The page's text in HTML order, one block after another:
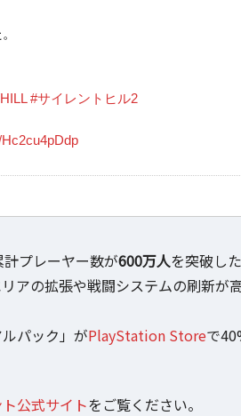
#サイレントヒル2
プレーヤー数が600万人を突破し
アの拡張や戦闘システムの刷新が
パック」がPlayStation Storeで
公式サイトをご覧ください。